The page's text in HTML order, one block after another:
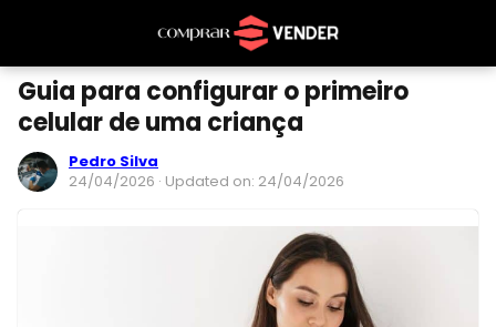
Guia para configurar o primeiro
celular de uma criança
Pedro Silva
24/04/2026 · Updated on: 24/04/2026